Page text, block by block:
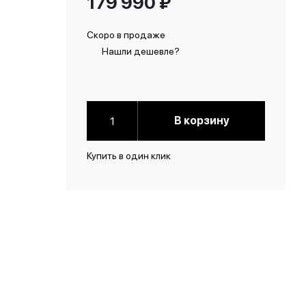
Скоро в продаже
Нашли дешевле?
В корзину
Купить в один клик